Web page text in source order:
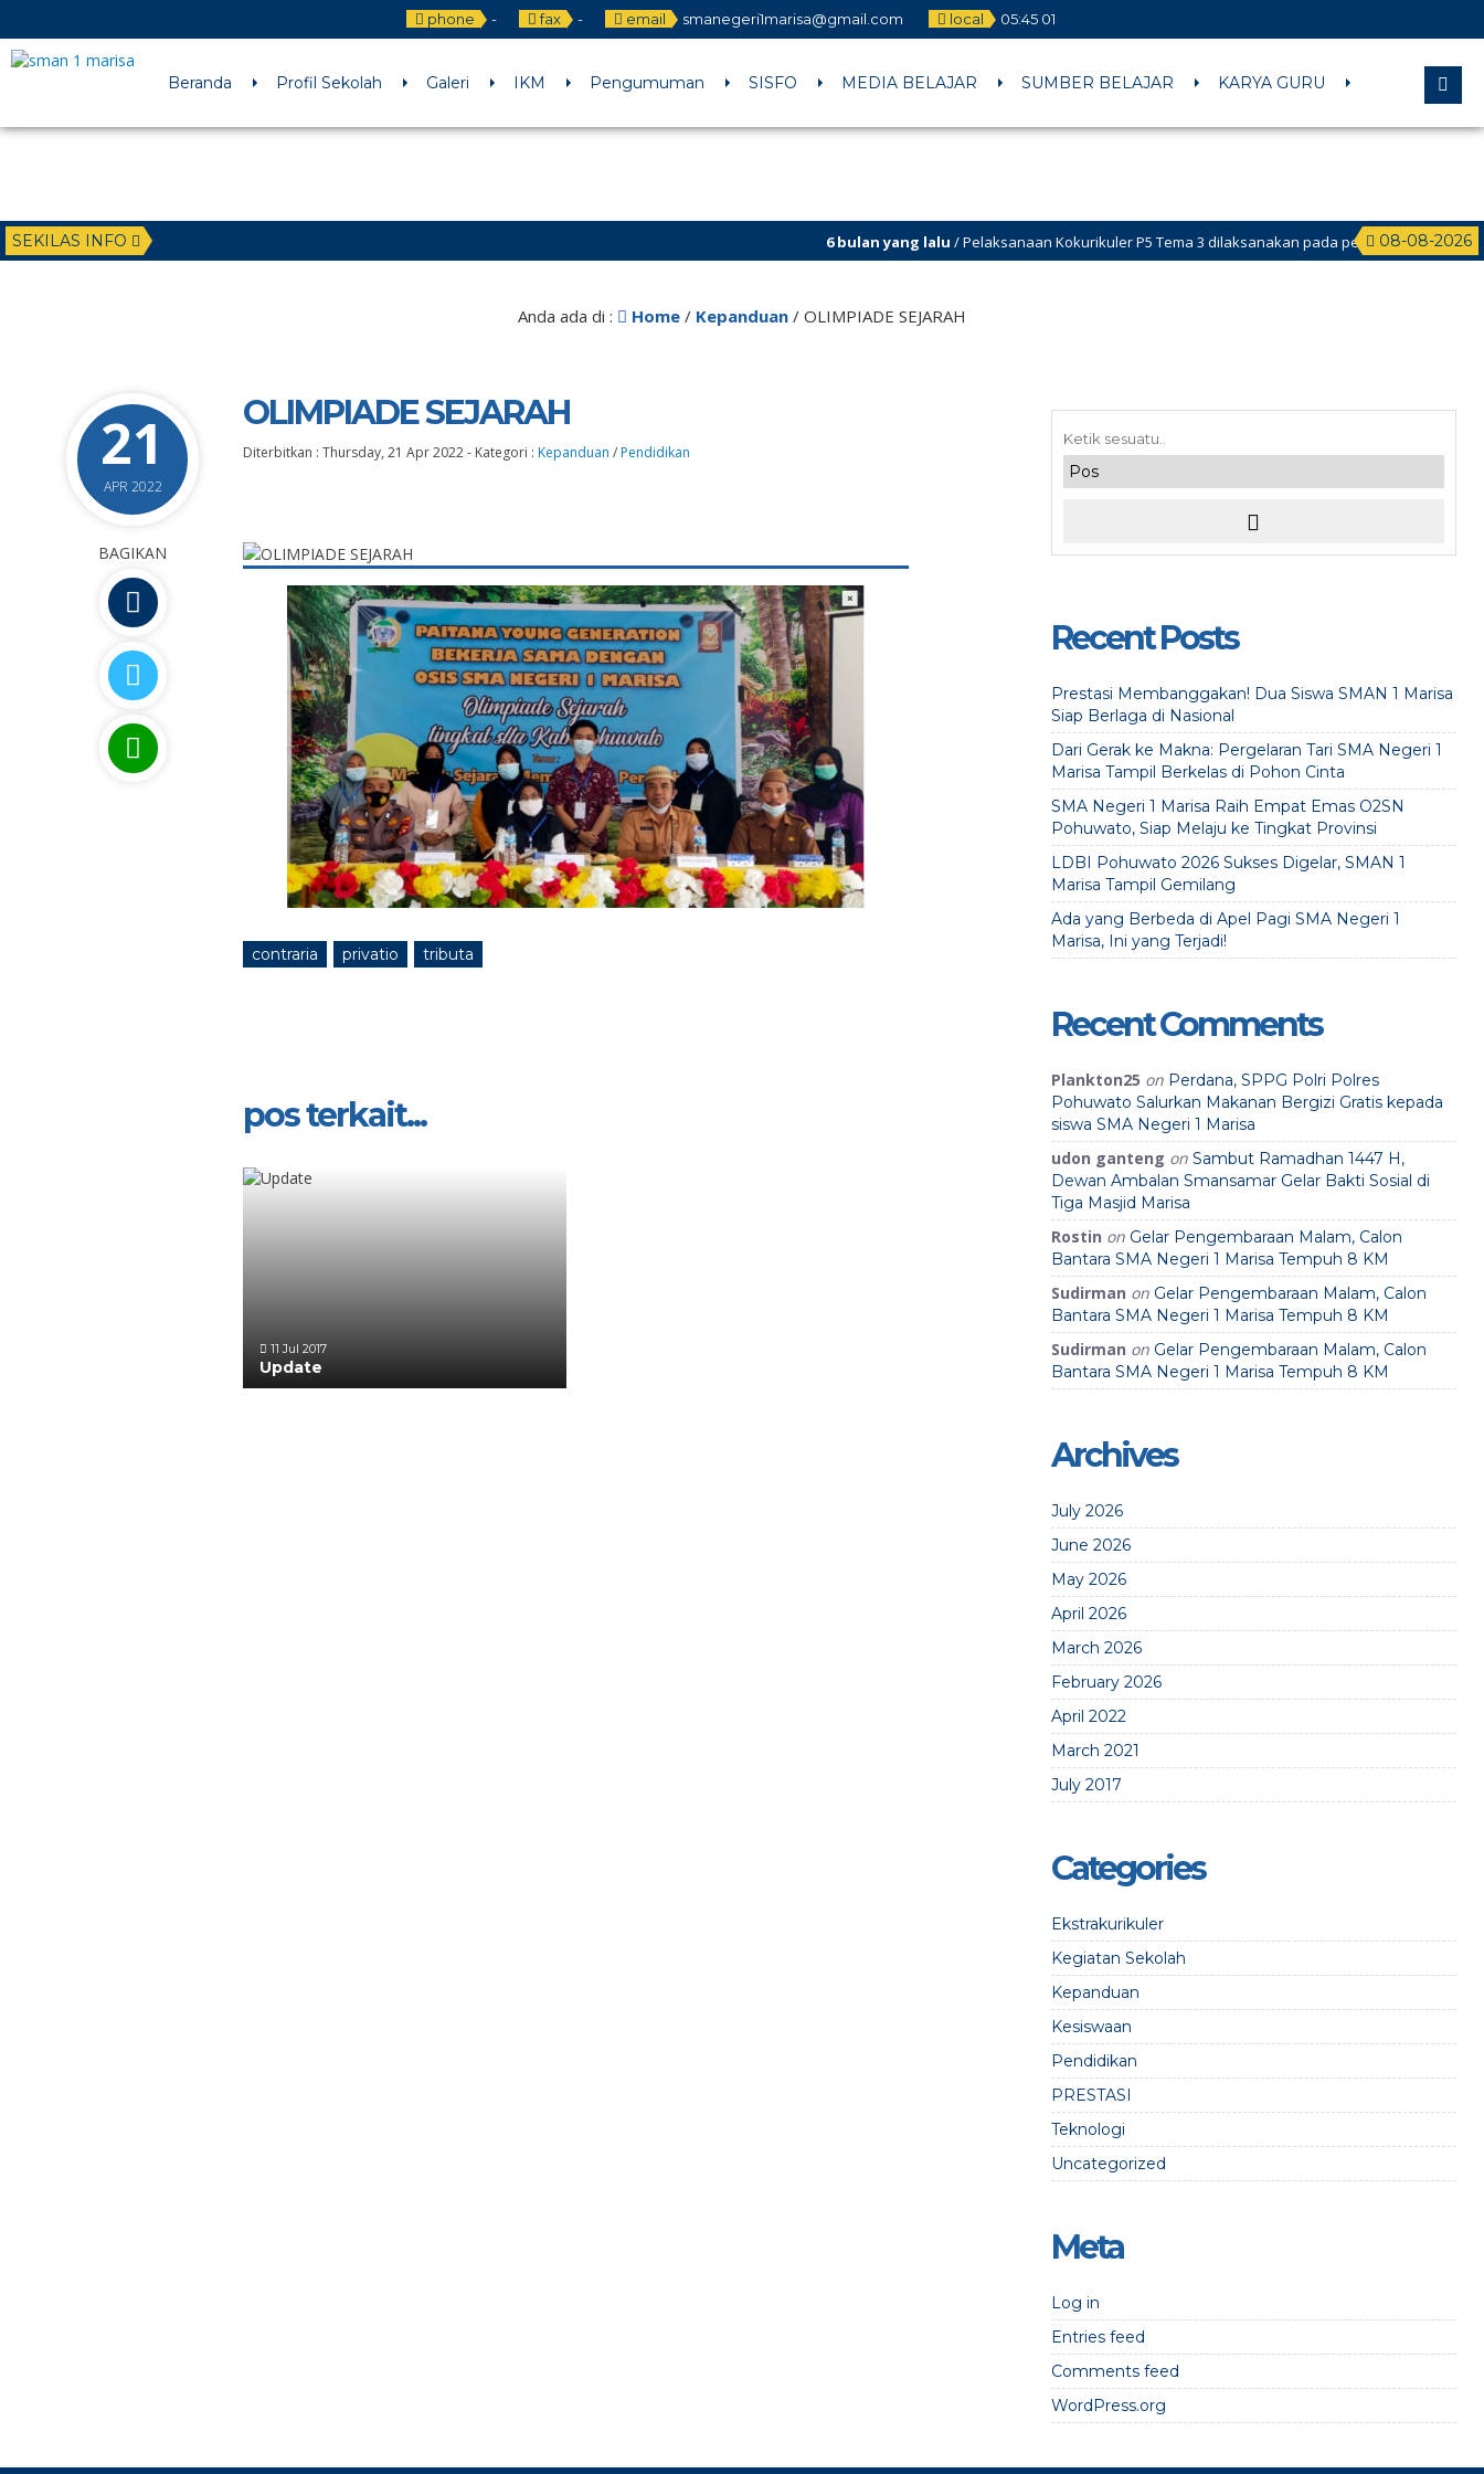
phone - fax - email smanegeri1marisa@gmail.com local 05:45 01
Beranda Profil Sekolah Galeri IKM Pengumuman SISFO MEDIA BELAJAR SUMBER BELAJAR KARYA GURU
SEKILAS INFO 08-08-2026
6 bulan yang lalu/ Pelaksanaan Kokurikuler P5 Tema 3 dilaksanakan pada pekan ke-2 Februari 2026 s.d
Anda ada di : Home / Kepanduan / OLIMPIADE SEJARAH
21
APR 2022
OLIMPIADE SEJARAH
Diterbitkan : Thursday, 21 Apr 2022- Kategori : Kepanduan / Pendidikan
BAGIKAN
contraria privatio tributa
pos terkait...
11 Jul 2017
Update
Recent Posts
Prestasi Membanggakan! Dua Siswa SMAN 1 Marisa
Siap Berlaga di Nasional
Dari Gerak ke Makna: Pergelaran Tari SMA Negeri 1
Marisa Tampil Berkelas di Pohon Cinta
SMA Negeri 1 Marisa Raih Empat Emas O2SN
Pohuwato, Siap Melaju ke Tingkat Provinsi
LDBI Pohuwato 2026 Sukses Digelar, SMAN 1
Marisa Tampil Gemilang
Ada yang Berbeda di Apel Pagi SMA Negeri 1
Marisa, Ini yang Terjadi!
Recent Comments
Plankton25 on Perdana, SPPG Polri Polres
Pohuwato Salurkan Makanan Bergizi Gratis kepada
siswa SMA Negeri 1 Marisa
udon ganteng on Sambut Ramadhan 1447 H,
Dewan Ambalan Smansamar Gelar Bakti Sosial di
Tiga Masjid Marisa
Rostin on Gelar Pengembaraan Malam, Calon
Bantara SMA Negeri 1 Marisa Tempuh 8 KM
Sudirman on Gelar Pengembaraan Malam, Calon
Bantara SMA Negeri 1 Marisa Tempuh 8 KM
Sudirman on Gelar Pengembaraan Malam, Calon
Bantara SMA Negeri 1 Marisa Tempuh 8 KM
Archives
July 2026
June 2026
May 2026
April 2026
March 2026
February 2026
April 2022
March 2021
July 2017
Categories
Ekstrakurikuler
Kegiatan Sekolah
Kepanduan
Kesiswaan
Pendidikan
PRESTASI
Teknologi
Uncategorized
Meta
Log in
Entries feed
Comments feed
WordPress.org